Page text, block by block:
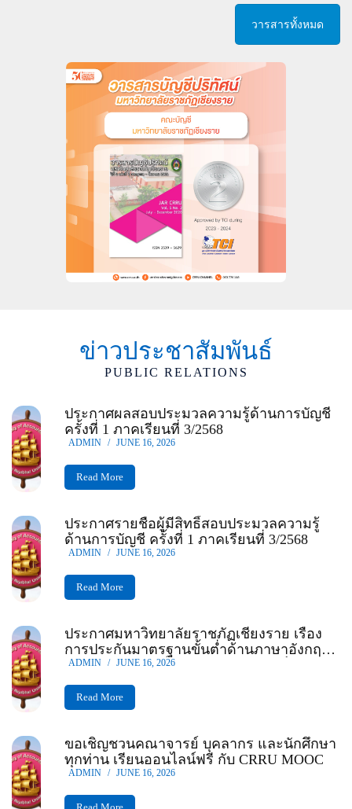
วารสารทั้งหมด
ข่าวประชาสัมพันธ์
PUBLIC RELATIONS
ประกาศผลสอบประมวลความรู้ด้านการบัญชี
ครั้งที่ 1 ภาคเรียนที่ 3/2568
ADMIN / JUNE 16, 2026
Read More
ประกาศรายชื่อผู้มีสิทธิ์สอบประมวลความรู้
ด้านการบัญชี ครั้งที่ 1 ภาคเรียนที่ 3/2568
ADMIN / JUNE 16, 2026
Read More
ประกาศมหาวิทยาลัยราชภัฏเชียงราย เรื่อง
การประกันมาตรฐานขั้นต่ำด้านภาษาอังกฤษ
สำหรับนักศึกษาแรกเข้าและก่อนสำเร็จการ
ADMIN / JUNE 16, 2026
Read More
ขอเชิญชวนคณาจารย์ บุคลากร และนักศึกษา
ทุกท่าน เรียนออนไลน์ฟรี กับ CRRU MOOC
ADMIN / JUNE 16, 2026